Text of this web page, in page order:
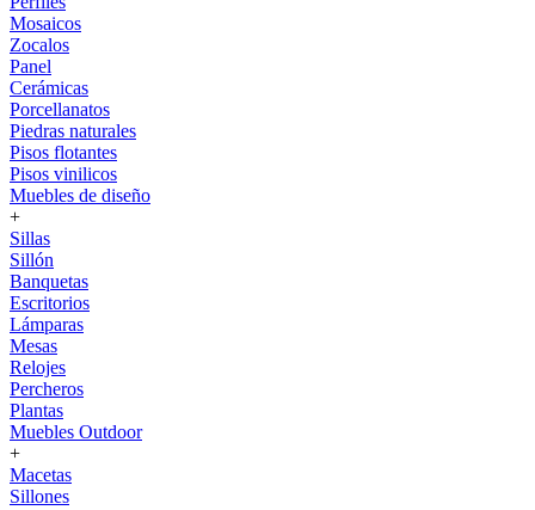
Mosaicos
Zocalos
Panel
Cerámicas
Porcellanatos
Piedras naturales
Pisos flotantes
Pisos vinilicos
Muebles de diseño
+
Sillas
Sillón
Banquetas
Escritorios
Lámparas
Mesas
Relojes
Percheros
Plantas
Muebles Outdoor
+
Macetas
Sillones